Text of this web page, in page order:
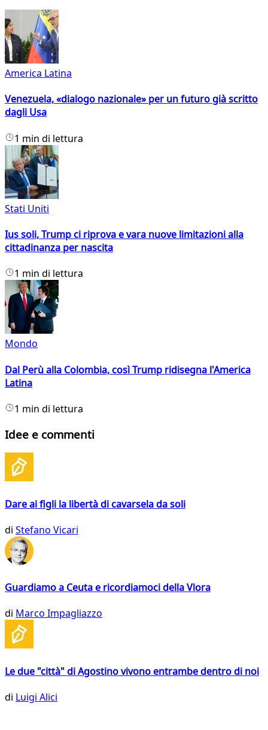
America Latina
Venezuela, «dialogo nazionale» per un futuro già scritto
dagli Usa
1 min di lettura
Stati Uniti
Ius soli, Trump ci riprova e vara nuove limitazioni alla
cittadinanza per nascita
1 min di lettura
Mondo
Dal Perù alla Colombia, così Trump ridisegna l'America
Latina
1 min di lettura
Idee e commenti
Dare ai figli la libertà di cavarsela da soli
di Stefano Vicari
Guardiamo a Ceuta e ricordiamoci della Vlora
di Marco Impagliazzo
Le due "città" di Agostino vivono entrambe dentro di noi
di Luigi Alici